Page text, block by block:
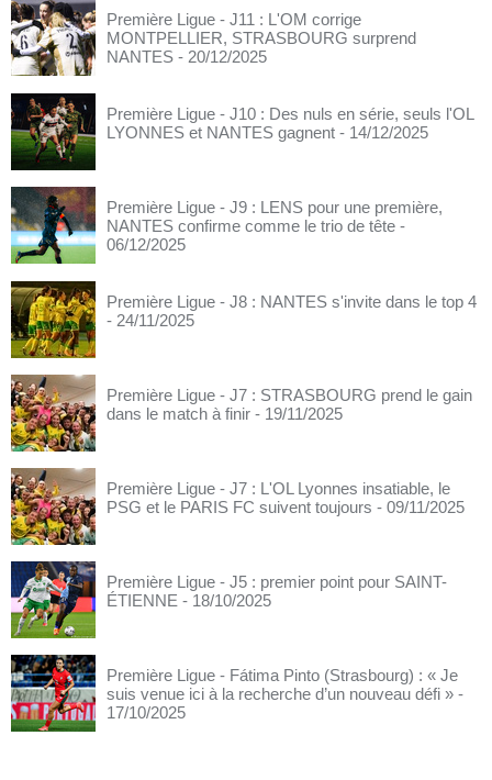
Première Ligue - J11 : L'OM corrige
MONTPELLIER, STRASBOURG surprend
NANTES - 20/12/2025
Première Ligue - J10 : Des nuls en série, seuls l'OL
LYONNES et NANTES gagnent - 14/12/2025
Première Ligue - J9 : LENS pour une première,
NANTES confirme comme le trio de tête -
06/12/2025
Première Ligue - J8 : NANTES s'invite dans le top 4
- 24/11/2025
Première Ligue - J7 : STRASBOURG prend le gain
dans le match à finir - 19/11/2025
Première Ligue - J7 : L'OL Lyonnes insatiable, le
PSG et le PARIS FC suivent toujours - 09/11/2025
Première Ligue - J5 : premier point pour SAINT-
ÉTIENNE - 18/10/2025
Première Ligue - Fátima Pinto (Strasbourg) : « Je
suis venue ici à la recherche d’un nouveau défi » -
17/10/2025